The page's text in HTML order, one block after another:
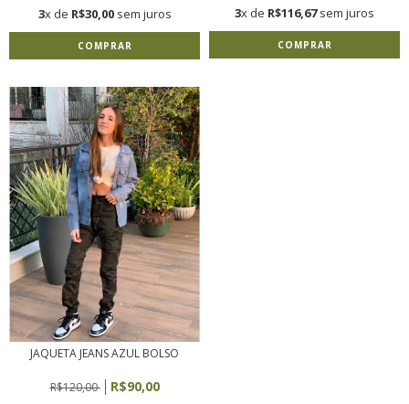
3x de R$30,00sem juros
COMPRAR
3x de R$116,67sem juros
COMPRAR
JAQUETA JEANS AZUL BOLSO
R$120,00 R$90,00